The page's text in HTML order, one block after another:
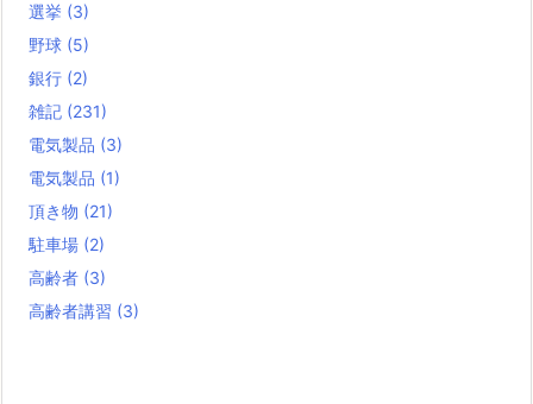
選挙 (3)
野球 (5)
銀行 (2)
雑記 (231)
電気製品 (3)
電気製品 (1)
頂き物 (21)
駐車場 (2)
高齢者 (3)
高齢者講習 (3)